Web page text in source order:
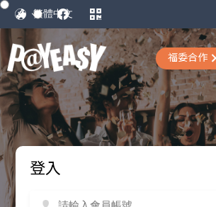
福委合作
登入